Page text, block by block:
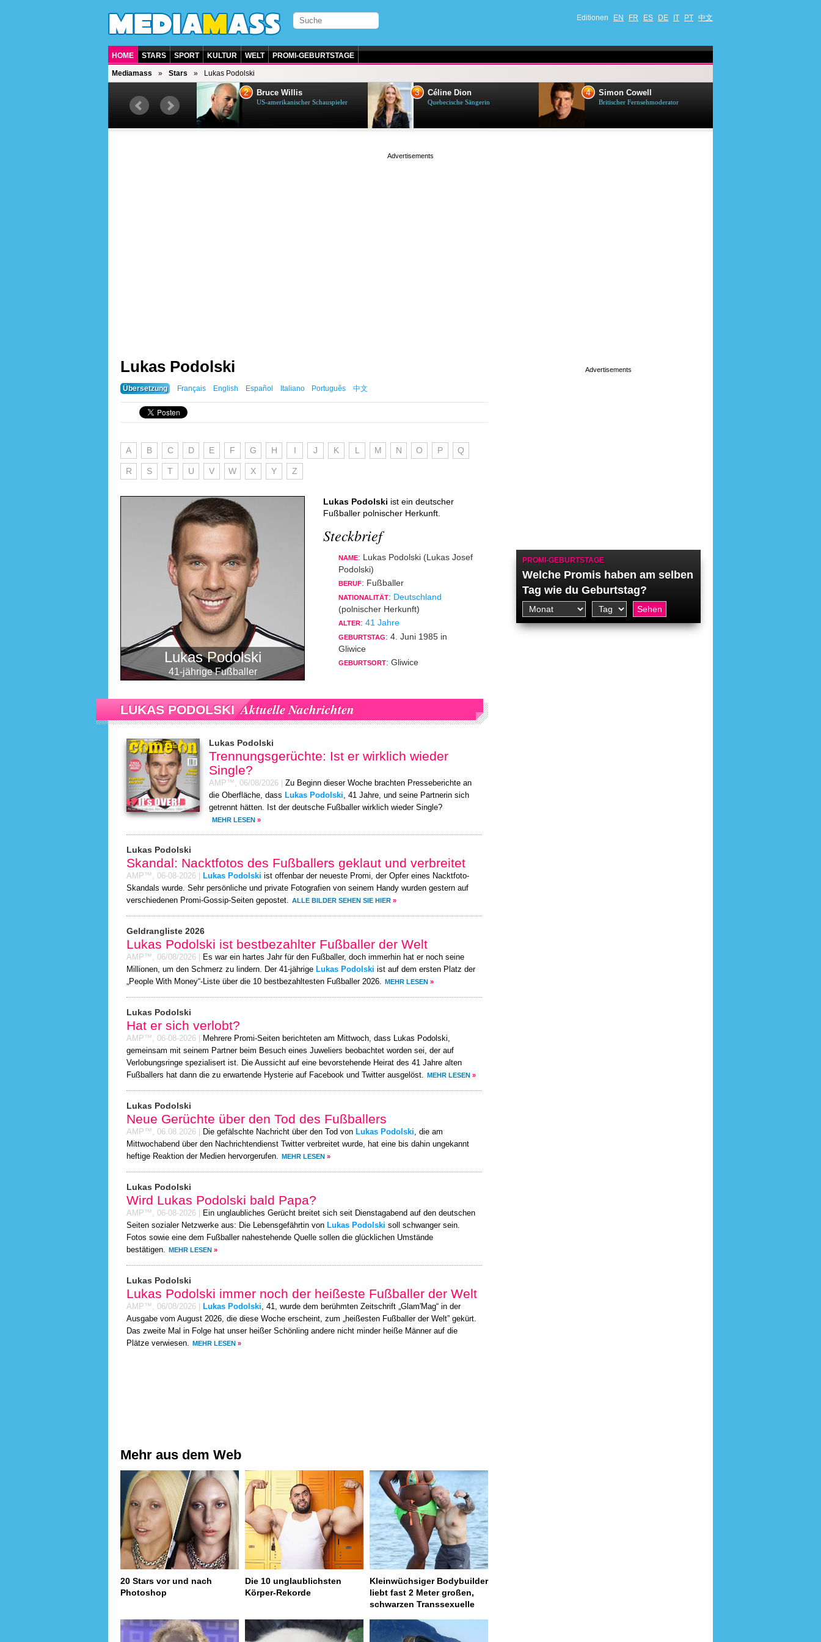
Editionen EN FR ES DE IT PT 中文
HOME STARS SPORT KULTUR WELT PROMI-GEBURTSTAGE
Mediamass Stars Lukas Podolski
Deutsche Sängerin
2 Bruce Willis
US-amerikanischer Schauspieler
3 Céline Dion
Quebecische Sängerin
4 Simon Cowell
Britischer Fernsehmoderator
Lukas Podolski
Übersetzung Français English Español Italiano Português 中文
A B C D E F G H I J K L M N O P Q
R S T U V W X Y Z
Lukas Podolski
41-jährige Fußballer
Lukas Podolski ist ein deutscher
Fußballer polnischer Herkunft.
Steckbrief
NAME: Lukas Podolski (Lukas Josef
Podolski)
BERUF: Fußballer
NATIONALITÄT: Deutschland
(polnischer Herkunft)
ALTER: 41 Jahre
GEBURTSTAG: 4. Juni 1985 in
Gliwice
GEBURTSORT: Gliwice
LUKAS PODOLSKI Aktuelle Nachrichten
Lukas Podolski
Trennungsgerüchte: Ist er wirklich wieder
Single?
AMP™, 06/08/2026
Zu Beginn dieser Woche brachten Presseberichte an
die Oberfläche, dass Lukas Podolski, 41 Jahre, und seine Partnerin sich
getrennt hätten. Ist der deutsche Fußballer wirklich wieder Single?
MEHR LESEN »
Lukas Podolski
Skandal: Nacktfotos des Fußballers geklaut und verbreitet
AMP™, 06-08-2026 Lukas Podolski ist offenbar der neueste Promi, der Opfer eines Nacktfoto-
Skandals wurde. Sehr persönliche und private Fotografien von seinem Handy wurden gestern auf
verschiedenen Promi-Gossip-Seiten gepostet. ALLE BILDER SEHEN SIE HIER »
Geldrangliste 2026
Lukas Podolski ist bestbezahlter Fußballer der Welt
AMP™, 06/08/2026
Es war ein hartes Jahr für den Fußballer, doch immerhin hat er noch seine
Millionen, um den Schmerz zu lindern. Der 41-jährige Lukas Podolski ist auf dem ersten Platz der
„People With Money“-Liste über die 10 bestbezahltesten Fußballer 2026. MEHR LESEN »
Lukas Podolski
Hat er sich verlobt?
AMP™, 06-08-2026
Mehrere Promi-Seiten berichteten am Mittwoch, dass Lukas Podolski,
gemeinsam mit seinem Partner beim Besuch eines Juweliers beobachtet worden sei, der auf
Verlobungsringe spezialisert ist. Die Aussicht auf eine bevorstehende Heirat des 41 Jahre alten
Fußballers hat dann die zu erwartende Hysterie auf Facebook und Twitter ausgelöst. MEHR LESEN »
Lukas Podolski
Neue Gerüchte über den Tod des Fußballers
AMP™, 06.08.2026 Die gefälschte Nachricht über den Tod von Lukas Podolski, die am
Mittwochabend über den Nachrichtendienst Twitter verbreitet wurde, hat eine bis dahin ungekannt
heftige Reaktion der Medien hervorgerufen. MEHR LESEN »
Lukas Podolski
Wird Lukas Podolski bald Papa?
AMP™, 06-08-2026
Ein unglaubliches Gerücht breitet sich seit Dienstagabend auf den deutschen
Seiten sozialer Netzwerke aus: Die Lebensgefährtin von Lukas Podolski soll schwanger sein.
Fotos sowie eine dem Fußballer nahestehende Quelle sollen die glücklichen Umstände
bestätigen. MEHR LESEN »
Lukas Podolski
Lukas Podolski immer noch der heißeste Fußballer der Welt
AMP™, 06/08/2026 Lukas Podolski, 41, wurde dem berühmten Zeitschrift „Glam'Mag“ in der
Ausgabe vom August 2026, die diese Woche erscheint, zum „heißesten Fußballer der Welt” gekürt.
Das zweite Mal in Folge hat unser heißer Schönling andere nicht minder heiße Männer auf die
Plätze verwiesen. MEHR LESEN »
Mehr aus dem Web
20 Stars vor und nach
Photoshop
Die 10 unglaublichsten
Körper-Rekorde
Kleinwüchsiger Bodybuilder
liebt fast 2 Meter großen,
schwarzen Transsexuelle
PROMI-GEBURTSTAGE
Welche Promis haben am selben
Tag wie du Geburtstag?